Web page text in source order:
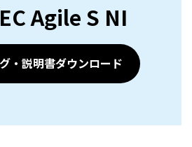
Agile S NI
・説明書ダウンロード